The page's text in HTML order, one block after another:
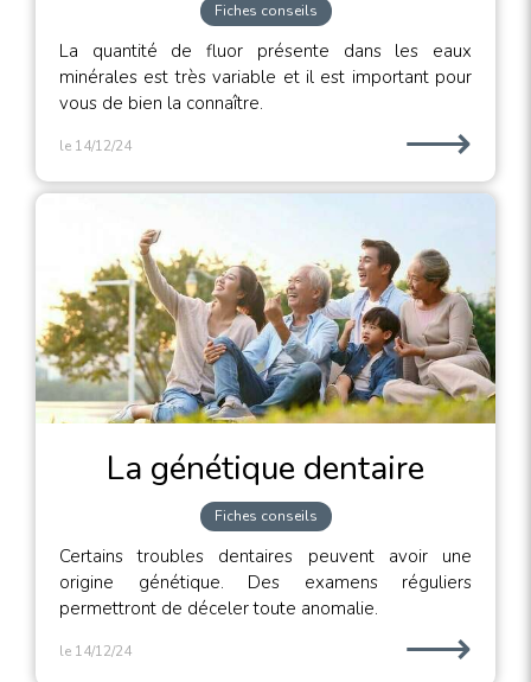
Fiches conseils
La quantité de fluor présente dans les eaux
minérales est très variable et il est important pour
vous de bien la connaître.
le 14/12/24 ⟶
La génétique dentaire
Fiches conseils
Certains troubles dentaires peuvent avoir une
origine génétique. Des examens réguliers
permettront de déceler toute anomalie.
le 14/12/24 ⟶